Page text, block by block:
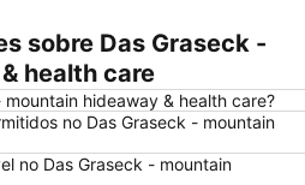
da noi
sobre Das Graseck -
health care
hideaway & health care?
no Das Graseck - mountain
no Das Graseck - mountain